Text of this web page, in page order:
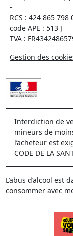
-
RCS : 424 865 798
code APE : 513 J
TVA :
Gestion des
Interdiction de
mineurs de
l’acheteur est
CODE DE LA
L’abus d’alcool est
consommer avec